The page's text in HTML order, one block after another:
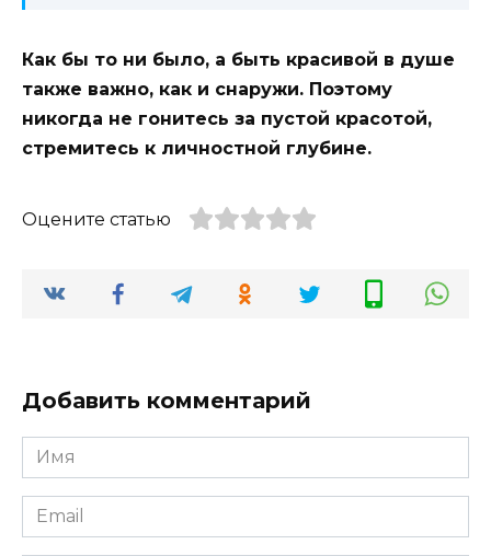
Как бы то ни было, а быть красивой в душе
также важно, как и снаружи. Поэтому
никогда не гонитесь за пустой красотой,
стремитесь к личностной глубине.
Оцените статью
Добавить комментарий
Имя
*
Email
*